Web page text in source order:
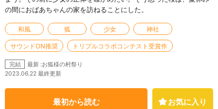
の間におばあちゃんの家を訪ねることにした。
和風 狐 少女 神社
サウンドON推奨 トリプルコラボコンテスト受賞作
完結
最新 :お狐様の村祭り
2023.06.22 最終更新
最初から読む お気に入り